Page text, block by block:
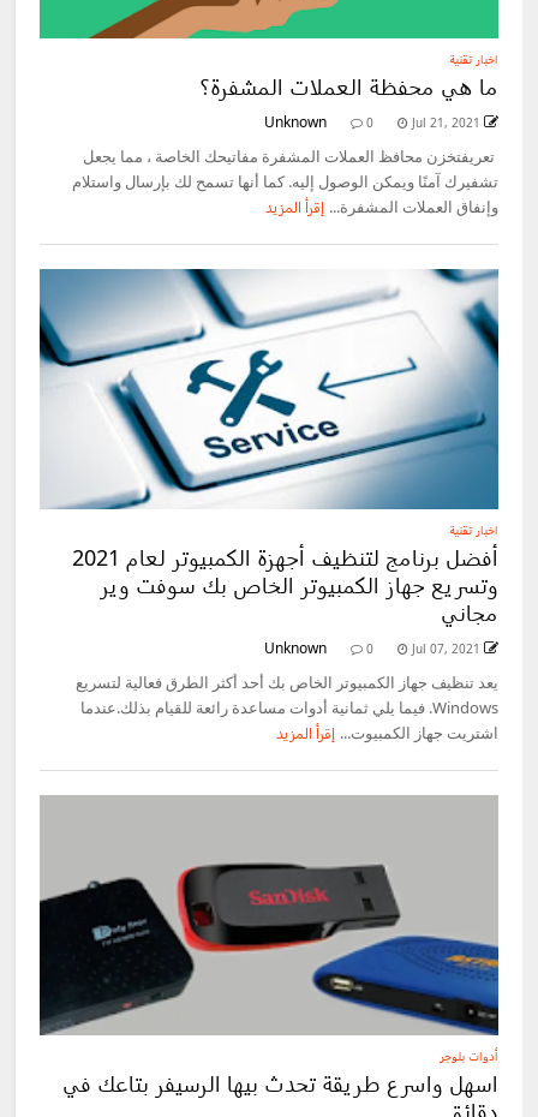
اخبار تقنية
ما هي محفظة العملات المشفرة؟
Unknown 0 Jul 21, 2021
تعريفتخزن محافظ العملات المشفرة مفاتيحك الخاصة ، مما يجعل
تشفيرك آمنًا ويمكن الوصول إليه. كما أنها تسمح لك بإرسال واستلام
وإنفاق العملات المشفرة... إقرأ المزيد
اخبار تقنية
أفضل برنامج لتنظيف أجهزة الكمبيوتر لعام 2021
وتسريع جهاز الكمبيوتر الخاص بك سوفت وير
مجاني
Unknown 0 Jul 07, 2021
يعد تنظيف جهاز الكمبيوتر الخاص بك أحد أكثر الطرق فعالية لتسريع
Windows. فيما يلي ثمانية أدوات مساعدة رائعة للقيام بذلك.عندما
اشتريت جهاز الكمبيوت... إقرأ المزيد
أدوات بلوجر
اسهل واسرع طريقة تحدث بيها الرسيفر بتاعك في
دقائق